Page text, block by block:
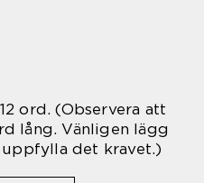
ord. (Observera att
lång. Vänligen lägg
det kravet.)